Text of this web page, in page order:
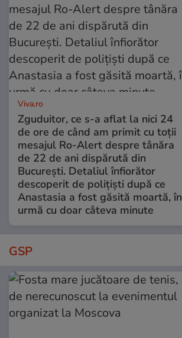
Viva.ro
Zguduitor, ce s-a aflat la nici 24
de ore de când am primit cu toții
mesajul Ro-Alert despre tânăra
de 22 de ani dispărută din
București. Detaliul înfiorător
descoperit de polițiști după ce
Anastasia a fost găsită moartă, în
urmă cu doar câteva minute
GSP